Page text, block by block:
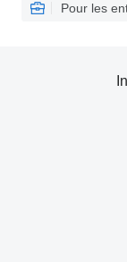
Pour les